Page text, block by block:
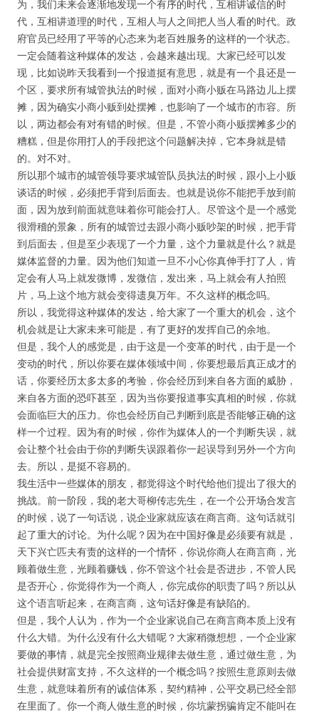
为，我们未来会逐渐地发现一个有序的时代，互相讲诚信的时
代，互相讲道理的时代，互相人与人之间把人当人看的时代。政
府官员已经用了平等的心态来为老百姓服务的这样的一个状态。
一定会随着这种媒体的发达，会越来越出现。大家已经可以发
现，比如说昨天我看到一个报道挺有意思，就是有一个县还是一
个区，要求所有城管执法的时候，面对小商小贩在马路边儿上摆
摊，因为确实小商小贩到处摆摊，也影响了一个城市的市容。所
以，两边都会有对有错的时候。但是，不管小商小贩摆摊多少的
糟糕，但是你用打人的手段把这个问题解决掉，它本身就是错
的。对不对。
所以那个城市的城管领导要求城管队员执法的时候，跟小上小贩
谈话的时候，必须把手背到后面去。也就是说你不能把手放到前
面，因为放到前面就意味着你可能会打人。尽管这个是一个感觉
很滑稽的景象，所有的城管过去跟小商小贩吵架的时候，把手背
到后面去，但是至少表现了一个力量，这个力量就是什么？就是
媒体监督的力量。因为他们知道一旦不小心你真伸手打了人，肯
定会有人马上就发微博，发微信，发出来，马上就会有人拍照
片，马上这个地方就会变得遗臭万年。不久这样的概念吗。
所以，我觉得这种媒体的发达，给大家了一个重大的机会，这个
机会就是让大家未来可能是，有了更好的发挥自己的余地。
但是，我个人的感觉是，由于这是一个变革的时代，由于是一个
变动的时代，所以你要在媒体领域中间，你要想最后真正成才的
话，你要经历太多太多的考验，你会经历到来自各方面的威胁，
来自各方面的恐吓甚至，因为当你要报道事实真相的时候，你就
会面临巨大的压力。你也会经历自己判断到底是否能够正确的这
样一个过程。因为有的时候，你作为媒体人的一个判断失误，就
会让整个社会由于你的判断失误跟着你一起误导到另外一个方向
去。所以，是挺不容易的。
我生活中一些媒体的朋友，都觉得这个时代给他们提出了很大的
挑战。前一阶段，我的老大哥柳传志先生，在一个公开场合发言
的时候，说了一句话说，说企业家就应该在商言商。这句话就引
起了重大的讨论。为什么呢？因为在中国好像是必须要有就是，
天下兴亡匹夫有责的这样的一个情怀，你说你商人在商言商，光
顾着做生意，光顾着赚钱，你不管这个社会是否进步，不管人民
是否开心，你觉得作为一个商人，你完成你的职责了吗？所以从
这个语言听起来，在商言商，这句话好像是有缺陷的。
但是，我个人认为，作为一个企业家说自己在商言商本质上没有
什么大错。为什么没有什么大错呢？大家稍微想想，一个企业家
要做的事情，就是完全按照商业规律去做生意，通过做生意，为
社会提供财富支持，不久这样的一个概念吗？按照生意原则去做
生意，就意味着所有的诚信体系，契约精神，公平交易已经全部
在里面了。你一个商人做生意的时候，你坑蒙拐骗肯定不能叫在